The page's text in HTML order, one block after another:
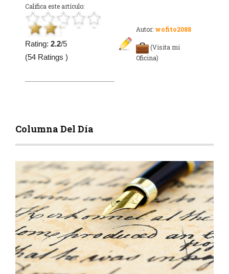
Califica este artículo:
Rating: 2.2/5
(54 Ratings )
Autor: wofito2088
(Visita mi
Oficina)
Columna Del Día